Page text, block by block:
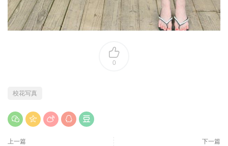
0
校花写真
上一篇 下一篇